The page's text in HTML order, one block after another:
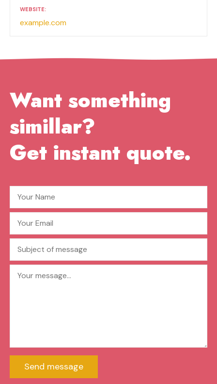
WEBSITE
example.com
Want something
simillar?
Get instant quote.
Send message